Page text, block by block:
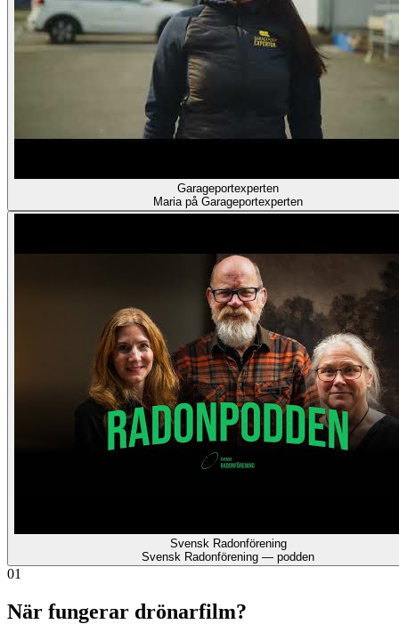
Garageportexperten
Maria på Garageportexperten
Svensk Radonförening
Svensk Radonförening — podden
01
När fungerar drönarfilm?